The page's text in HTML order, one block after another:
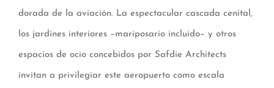
dorada de la aviación. La espectacular cascada cenital,
los jardines interiores –mariposario incluido– y otros
espacios de ocio concebidos por Safdie Architects
invitan a privilegiar este aeropuerto como escala